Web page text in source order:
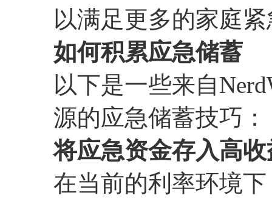
以满足更多的家庭
如何积累应急储蓄
以下是一些来自
源的应急储蓄技巧：
将应急资金存入高
在当前的利率环境